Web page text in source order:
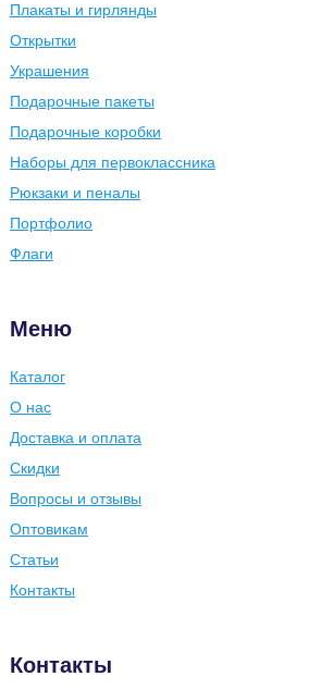
Плакаты и гирлянды
Открытки
Украшения
Подарочные пакеты
Подарочные коробки
Наборы для первоклассника
Рюкзаки и пеналы
Портфолио
Флаги
Меню
Каталог
О нас
Доставка и оплата
Скидки
Вопросы и отзывы
Оптовикам
Статьи
Контакты
Контакты